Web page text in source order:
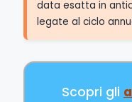
data esatta in
legate al ciclo
Scopri gli